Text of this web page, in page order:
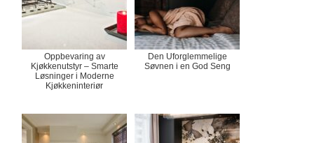
Oppbevaring av
Kjøkkenutstyr – Smarte
Løsninger i Moderne
Kjøkkeninteriør
Den Uforglemmelige
Søvnen i en God Seng